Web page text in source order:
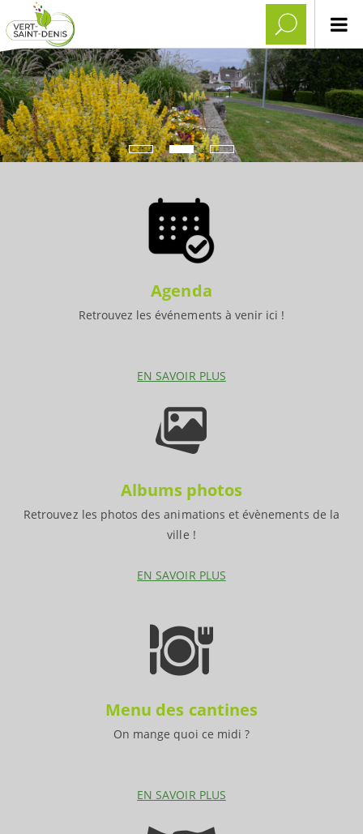
Agenda
Retrouvez les événements à venir ici !
EN SAVOIR PLUS
Albums photos
Retrouvez les photos des animations et évènements de la
ville !
EN SAVOIR PLUS
Menu des cantines
On mange quoi ce midi ?
EN SAVOIR PLUS